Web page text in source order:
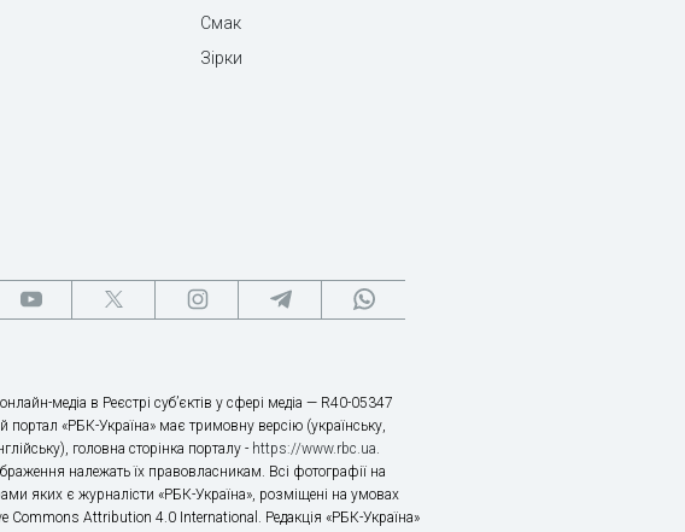
Смак
Зірки
онлайн-медіа в Реєстрі суб’єктів у сфері медіа — R40-05347
портал «РБК-Україна» має тримовну версію (українську,
головна сторінка порталу - https://www.rbc.ua.
належать їх правовласникам. Всі фотографії на
яких є журналісти «РБК-Україна», розміщені на умовах
Commons Attribution 4.0 International. Редакція «РБК-Україна»